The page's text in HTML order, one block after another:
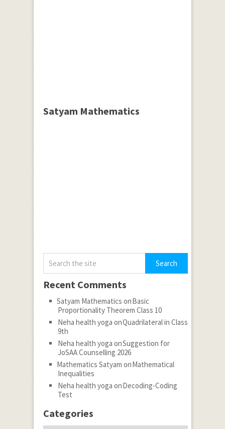
Satyam Mathematics
Recent Comments
Satyam Mathematics onBasic
Proportionality Theorem Class 10
Neha health yoga onQuadrilateral in Class
9th
Neha health yoga onSuggestion for
JoSAA Counselling 2026
Mathematics Satyam onMathematical
Inequalities
Neha health yoga onDecoding-Coding
Test
Categories